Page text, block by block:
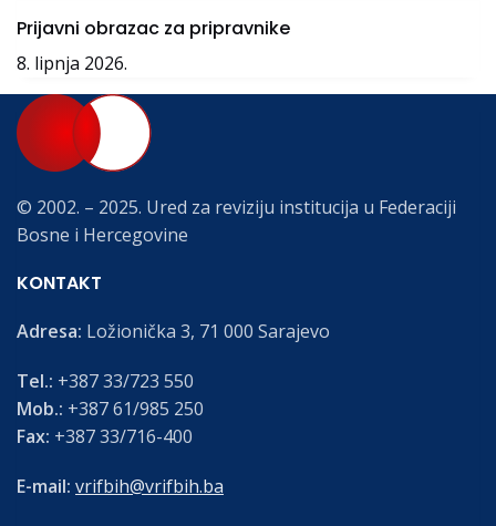
Prijavni obrazac za pripravnike
8. lipnja 2026.
© 2002. – 2025. Ured za reviziju institucija u Federaciji
Bosne i Hercegovine
KONTAKT
Adresa: Ložionička 3, 71 000 Sarajevo
Tel.: +387 33/723 550
Mob.: +387 61/985 250
Fax: +387 33/716-400
E-mail: vrifbih@vrifbih.ba